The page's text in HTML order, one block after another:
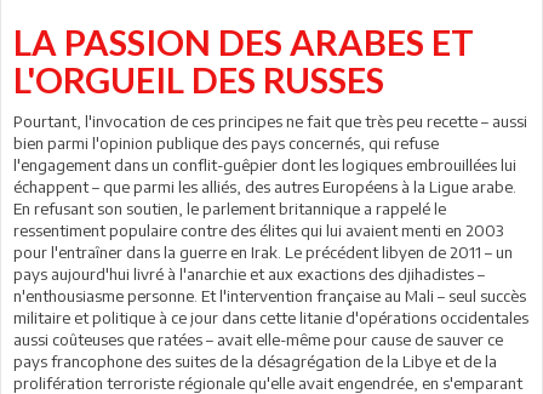
LA PASSION DES ARABES ET
L'ORGUEIL DES RUSSES
Pourtant, l'invocation de ces principes ne fait que très peu recette – aussi
bien parmi l'opinion publique des pays concernés, qui refuse
l'engagement dans un conflit-guêpier dont les logiques embrouillées lui
échappent – que parmi les alliés, des autres Européens à la Ligue arabe.
En refusant son soutien, le parlement britannique a rappelé le
ressentiment populaire contre des élites qui lui avaient menti en 2003
pour l'entraîner dans la guerre en Irak. Le précédent libyen de 2011 – un
pays aujourd'hui livré à l'anarchie et aux exactions des djihadistes –
n'enthousiasme personne. Et l'intervention française au Mali – seul succès
militaire et politique à ce jour dans cette litanie d'opérations occidentales
aussi coûteuses que ratées – avait elle-même pour cause de sauver ce
pays francophone des suites de la désagrégation de la Libye et de la
prolifération terroriste régionale qu'elle avait engendrée, en s'emparant